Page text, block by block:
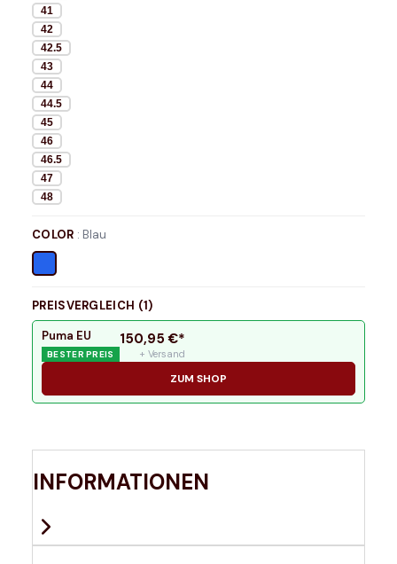
41
42
42.5
43
44
44.5
45
46
46.5
47
48
COLOR : Blau
PREISVERGLEICH (1)
Puma EU
BESTER PREIS
150,95 €*
+ Versand
ZUM SHOP
INFORMATIONEN